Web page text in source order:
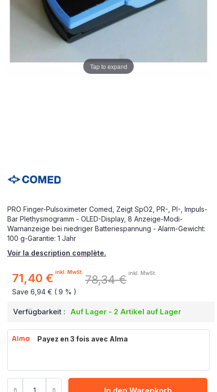
PRO Finger-Pulsoximeter Comed, Zeigt SpO2, PR-, PI-, Impuls-
Bar Plethysmogramm - OLED-Display, 8 Anzeige-Modi-
Warnanzeige bei niedriger Batteriespannung - Alarm-Gewicht:
100 g-Garantie: 1 Jahr
Voir la description complète.
Sonderpreis
71,40 € inkl. MwSt.
78,34 € inkl. MwSt.
Save 6,94 € ( 9 % )
Verfügbarkeit : Auf Lager - 2 Artikel auf Lager
Payez en 3 fois avec Alma
Tap to expand